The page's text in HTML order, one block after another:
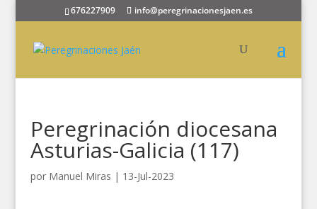
676227909 info@peregrinacionesjaen.es
Peregrinación diocesana
Asturias-Galicia (117)
por Manuel Miras | 13-Jul-2023